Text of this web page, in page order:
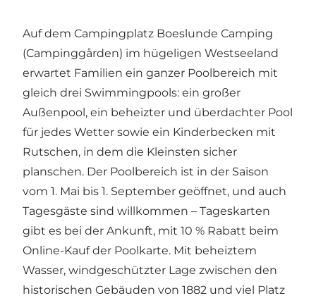
Auf dem Campingplatz Boeslunde Camping
(Campinggården) im hügeligen Westseeland
erwartet Familien ein ganzer Poolbereich mit
gleich drei Swimmingpools: ein großer
Außenpool, ein beheizter und überdachter Pool
für jedes Wetter sowie ein Kinderbecken mit
Rutschen, in dem die Kleinsten sicher
planschen. Der Poolbereich ist in der Saison
vom 1. Mai bis 1. September geöffnet, und auch
Tagesgäste sind willkommen – Tageskarten
gibt es bei der Ankunft, mit 10 % Rabatt beim
Online-Kauf der Poolkarte. Mit beheiztem
Wasser, windgeschützter Lage zwischen den
historischen Gebäuden von 1882 und viel Platz